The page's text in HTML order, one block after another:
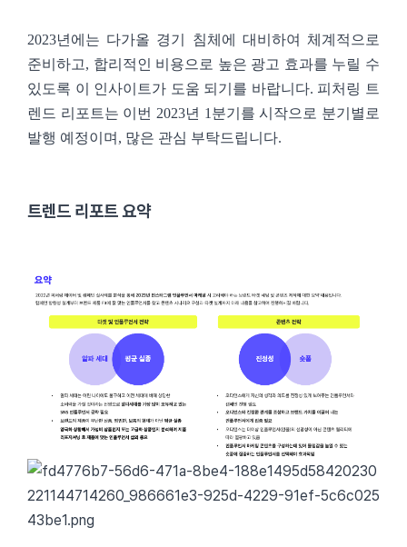
2023년에는 다가올 경기 침체에 대비하여 체계적으로
준비하고, 합리적인 비용으로 높은 광고 효과를 누릴 수
있도록 이 인사이트가 도움 되기를 바랍니다. 피처링 트
렌드 리포트는 이번 2023년 1분기를 시작으로 분기별로
발행 예정이며, 많은 관심 부탁드립니다.
트렌드 리포트 요약